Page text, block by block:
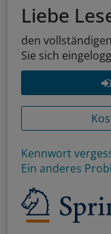
Liebe
den
Sie sich
Kennwort
Ein anderes